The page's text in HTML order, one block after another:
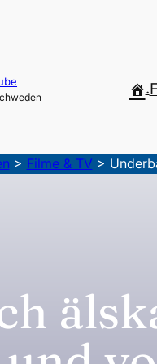
.
> Filme & TV >